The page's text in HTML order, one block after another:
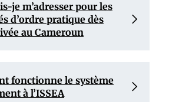
je m’adresser pour les
d’ordre pratique dès
au Cameroun
fonctionne le système
à l’ISSEA